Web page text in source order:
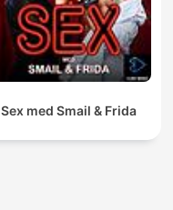
Sex med Smail & Frida